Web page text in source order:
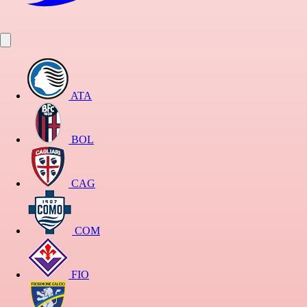
ATA
BOL
CAG
COM
FIO